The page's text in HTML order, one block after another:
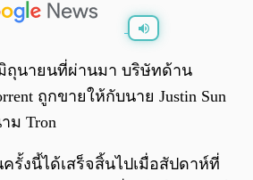
0:00
ถุนายนที่ผ่านมา บริษัทด้าน
ถูกขายให้กับนาย Justin Sun
ม Tron
รั้งนี้ได้เสร็จสิ้นไปเมื่อสัปดาห์ที่